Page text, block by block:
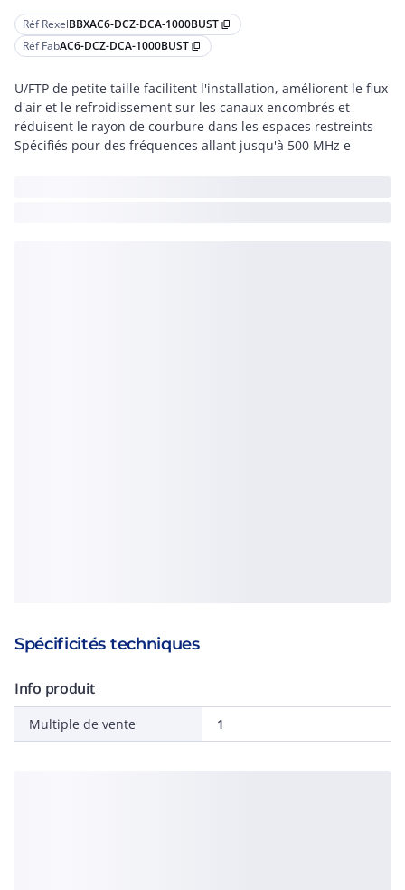
Réf RexelBBXAC6-DCZ-DCA-1000BUST content_copy
Réf FabAC6-DCZ-DCA-1000BUST content_copy
U/FTP de petite taille facilitent l'installation, améliorent le flux
d'air et le refroidissement sur les canaux encombrés et
réduisent le rayon de courbure dans les espaces restreints
Spécifiés pour des fréquences allant jusqu'à 500 MHz e
Spécificités techniques
Info produit
Multiple de vente 1